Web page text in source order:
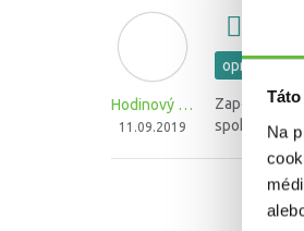
Na
Hodinový Majster B.
11.09.2019
oprava a
Zapojenie
spokojnosť.